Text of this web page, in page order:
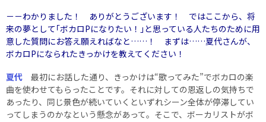
－－わかりました！ ありがとうございます！ ではここから、将
来の夢として｢ボカロPになりたい！｣と思っている人たちのために用
意した質問にお答え願えればなと……！ まずは……夏代さんが、
ボカロPになられたきっかけを教えてください！
夏代 最初にお話した通り、きっかけは“歌ってみた”でボカロの楽
曲を使わせてもらったことです。それに対しての恩返しの気持ちで
あったり、同じ景色が続いていくといずれシーン全体が停滞してい
ってしまうのかなという懸念があって。そこで、ボーカリストがボ